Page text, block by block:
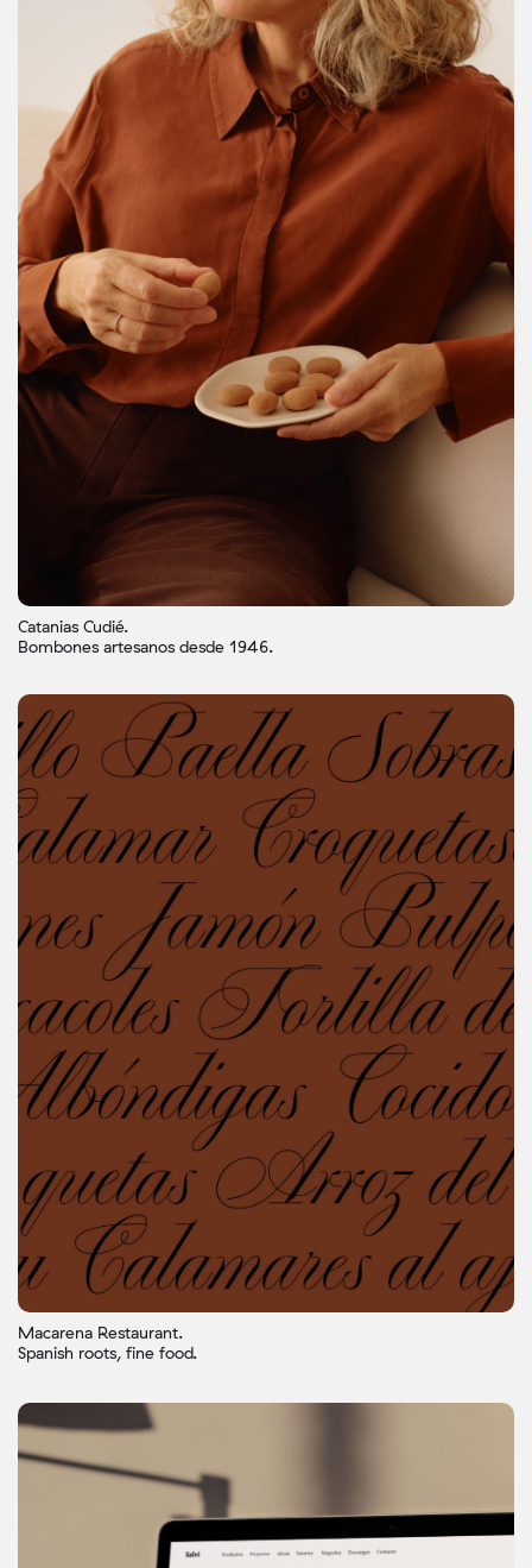
Catanias Cudié.
Bombones artesanos desde 1946.
Macarena Restaurant.
Spanish roots, fine food.